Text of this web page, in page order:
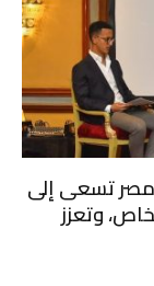
: مصر تسعى إلى
وتعزز